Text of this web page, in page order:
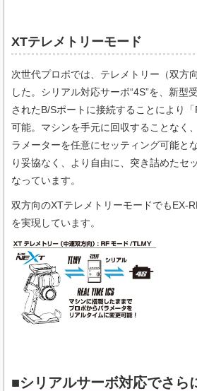
XTテレメトリーモード
次世代プロポでは、テレメトリー（双方
した。シリアル対応サーボ“4S”を、新型
されたB/Sポートに接続することにより
可能。マシンを手元に回収することなく
ラメーターを任意にセッティング可能と
り妥協なく、より自由に、突き詰めたセ
なっています。
双方向のXTテレメトリーモードでもEX-
を実現しています。
■シリアルサーボ対応でさら